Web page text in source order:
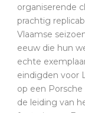
organiserende
prachtig
Vlaamse
eeuw die hun
echte
eindigden voor
op een Porsche
de leiding van